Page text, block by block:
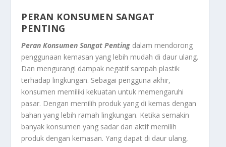
PERAN KONSUMEN SANGAT
PENTING
Peran Konsumen Sangat Penting dalam mendorong
penggunaan kemasan yang lebih mudah di daur ulang.
Dan mengurangi dampak negatif sampah plastik
terhadap lingkungan. Sebagai pengguna akhir,
konsumen memiliki kekuatan untuk memengaruhi
pasar. Dengan memilih produk yang di kemas dengan
bahan yang lebih ramah lingkungan. Ketika semakin
banyak konsumen yang sadar dan aktif memilih
produk dengan kemasan. Yang dapat di daur ulang,